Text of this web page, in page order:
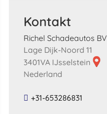
Kontakt
Richel Schadeautos BV
Lage Dijk-Noord 11
3401VA IJsselstein
Nederland
+31-653286831